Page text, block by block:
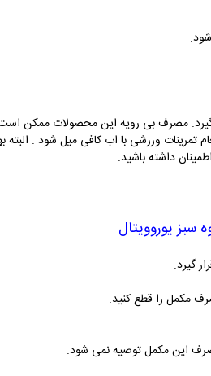
گیرد. مصرف بی رویه این محصولات
تمرینات ورزشی با اب کافی میل شود .
داشته باشید.
سبز یوروویتال
گیرد.
مکمل را قطع کنید.
این مکمل توصیه نمی شود.